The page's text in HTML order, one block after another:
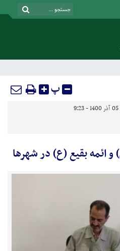
پ
05 آذر 1400 - 9:23
ائمه بقیع (ع) در شهرها